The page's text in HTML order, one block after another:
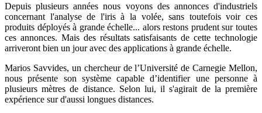
Depuis plusieurs années nous voyons des annonces d'industriels
concernant l'analyse de l'iris à la volée, sans toutefois voir ces
produits déployés à grande échelle... alors restons prudent sur toutes
ces annonces. Mais des résultats satisfaisants de cette technologie
arriveront bien un jour avec des applications à grande échelle.
Marios Savvides, un chercheur de l’Université de Carnegie Mellon,
nous présente son système capable d’identifier une personne à
plusieurs mètres de distance. Selon lui, il s'agirait de la première
expérience sur d'aussi longues distances.